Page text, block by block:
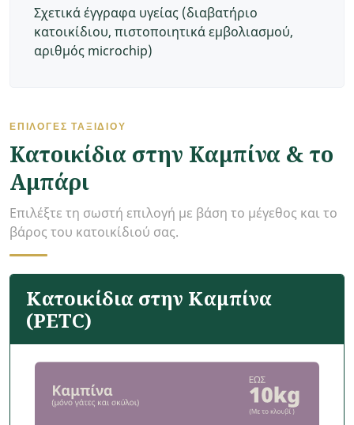
Σχετικά έγγραφα υγείας (διαβατήριο
κατοικίδιου, πιστοποιητικά εμβολιασμού,
αριθμός microchip)
ΕΠΙΛΟΓΈΣ ΤΑΞΙΔΙΟΎ
Κατοικίδια στην Καμπίνα & το
Αμπάρι
Επιλέξτε τη σωστή επιλογή με βάση το μέγεθος και το
βάρος του κατοικίδιού σας.
Κατοικίδια στην Καμπίνα
(PETC)